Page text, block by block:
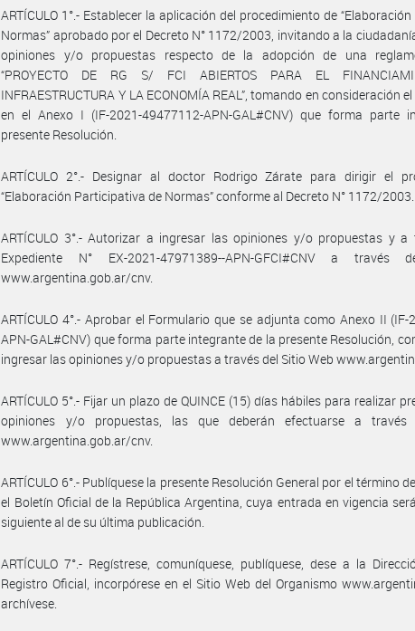
ARTÍCULO 1°.- Establecer la aplicación del procedimiento de
Normas” aprobado por el Decreto N° 1172/2003, invitando a la
opiniones y/o propuestas respecto de la adopción de una
“PROYECTO DE RG S/ FCI ABIERTOS PARA EL
INFRAESTRUCTURA Y LA ECONOMÍA REAL”, tomando en consideración
en el Anexo I (IF-2021-49477112-APN-GAL#CNV) que forma parte
presente Resolución.
ARTÍCULO 2°.- Designar al doctor Rodrigo Zárate para dirigir el
“Elaboración Participativa de Normas” conforme al Decreto N° 1172/2003.
ARTÍCULO 3°.- Autorizar a ingresar las opiniones y/o propuestas y
Expediente N° EX-2021-47971389--APN-GFCI#CNV a través
www.argentina.gob.ar/cnv.
ARTÍCULO 4°.- Aprobar el Formulario que se adjunta como Anexo II (IF-
APN-GAL#CNV) que forma parte integrante de la presente Resolución,
ingresar las opiniones y/o propuestas a través del Sitio Web
ARTÍCULO 5°.- Fijar un plazo de QUINCE (15) días hábiles para realizar
opiniones y/o propuestas, las que deberán efectuarse a
www.argentina.gob.ar/cnv.
ARTÍCULO 6°.- Publíquese la presente Resolución General por el término
el Boletín Oficial de la República Argentina, cuya entrada en vigencia
siguiente al de su última publicación.
ARTÍCULO 7°.- Regístrese, comuníquese, publíquese, dese a la
Registro Oficial, incorpórese en el Sitio Web del Organismo
archívese.